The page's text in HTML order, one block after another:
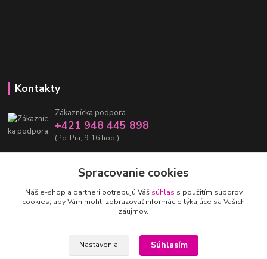
Kontakty
Zákaznícka podpora
+421 948 445 898
(Po-Pia, 9-16 hod.)
Upravit sběr cookies.
Spracovanie cookies
Náš e-shop a partneri potrebujú Váš súhlas s použitím súborov
cookies, aby Vám mohli zobrazovať informácie týkajúce sa Vašich
záujmov.
Nastavenia Súhlasím